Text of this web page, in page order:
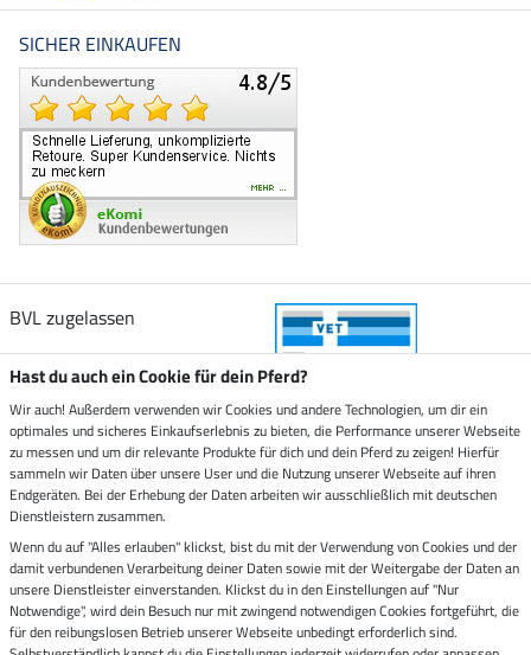
SICHER EINKAUFEN
BVL zugelassen
Zustellung durch
Sicher bezahlen mit
Rechnung Vorkasse
Impressum
Hast du auch ein Cookie für dein Pferd?
Wir auch! Außerdem verwenden wir Cookies und andere Technologien, um dir ein
optimales und sicheres Einkaufserlebnis zu bieten, die Performance unserer Webseite
zu messen und um dir relevante Produkte für dich und dein Pferd zu zeigen! Hierfür
sammeln wir Daten über unsere User und die Nutzung unserer Webseite auf ihren
Endgeräten. Bei der Erhebung der Daten arbeiten wir ausschließlich mit deutschen
Dienstleistern zusammen.
Wenn du auf "Alles erlauben" klickst, bist du mit der Verwendung von Cookies und der
damit verbundenen Verarbeitung deiner Daten sowie mit der Weitergabe der Daten an
unsere Dienstleister einverstanden. Klickst du in den Einstellungen auf "Nur
Notwendige", wird dein Besuch nur mit zwingend notwendigen Cookies fortgeführt, die
für den reibungslosen Betrieb unserer Webseite unbedingt erforderlich sind.